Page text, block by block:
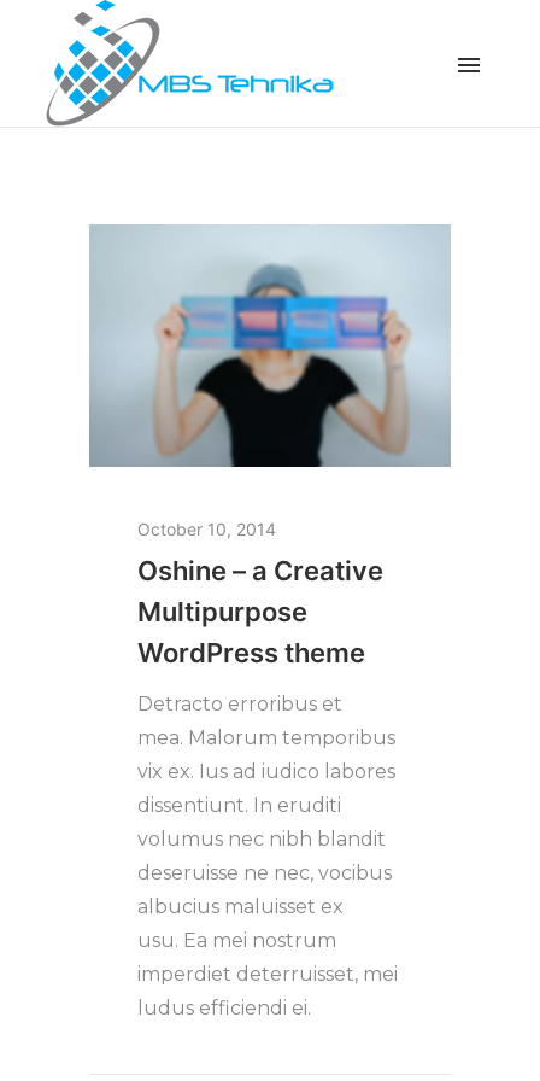
October 10, 2014
Oshine – a Creative
Multipurpose
WordPress theme
Detracto erroribus et
mea. Malorum temporibus
vix ex. Ius ad iudico labores
dissentiunt. In eruditi
volumus nec nibh blandit
deseruisse ne nec, vocibus
albucius maluisset ex
usu. Ea mei nostrum
imperdiet deterruisset, mei
ludus efficiendi ei.